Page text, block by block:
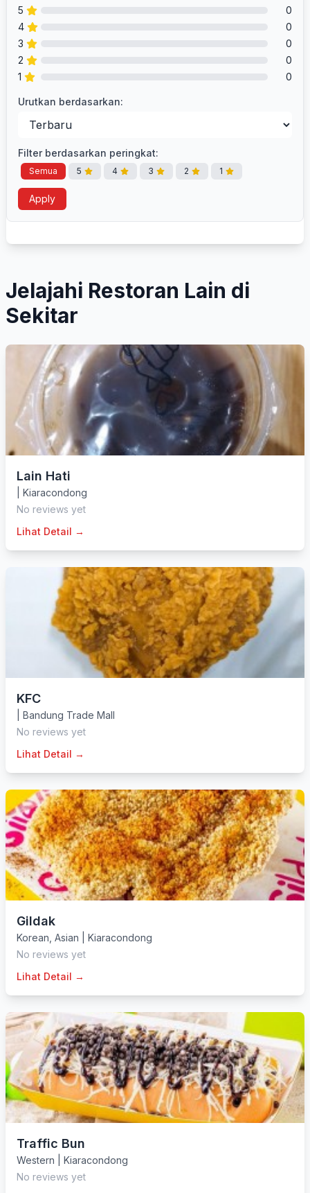
5
0
4
0
3
0
2
0
1
0
Urutkan berdasarkan:
Filter berdasarkan peringkat:
Semua 5 4 3 2 1
Apply
Jelajahi Restoran Lain di
Sekitar
Lain Hati
Kiaracondong
No reviews yet
Lihat Detail →
KFC
Bandung Trade Mall
No reviews yet
Lihat Detail →
Gildak
Korean Asian
Kiaracondong
No reviews yet
Lihat Detail →
Traffic Bun
Western
Kiaracondong
No reviews yet